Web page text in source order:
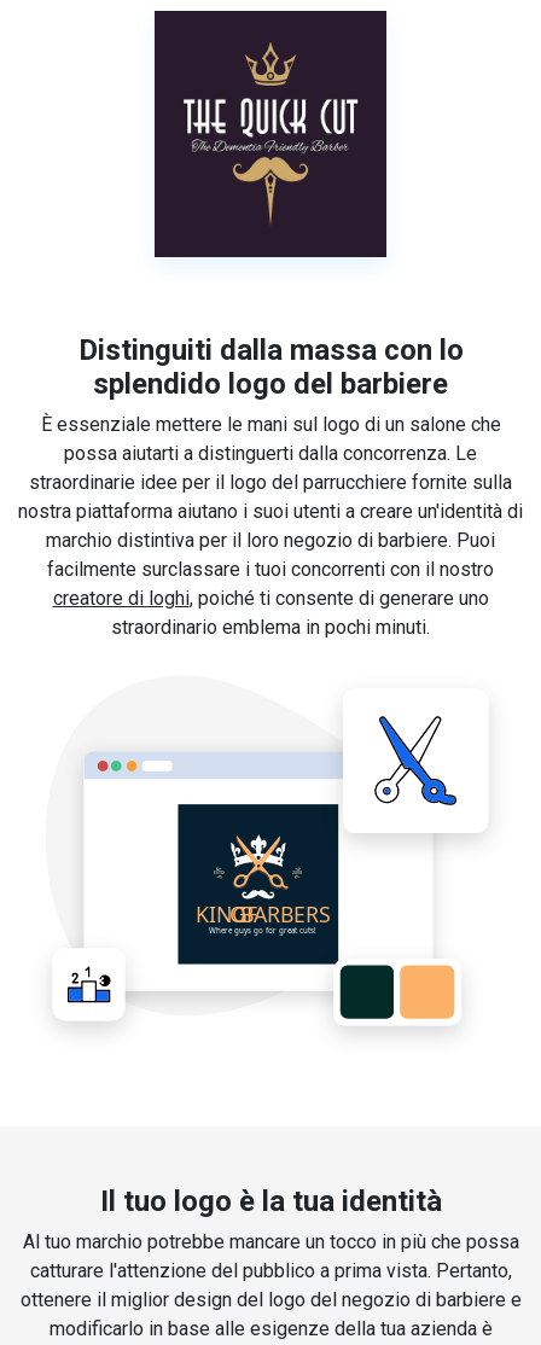
Distinguiti dalla massa con lo
splendido logo del barbiere
È essenziale mettere le mani sul logo di un salone che
possa aiutarti a distinguerti dalla concorrenza. Le
straordinarie idee per il logo del parrucchiere fornite sulla
nostra piattaforma aiutano i suoi utenti a creare un'identità di
marchio distintiva per il loro negozio di barbiere. Puoi
facilmente surclassare i tuoi concorrenti con il nostro
creatore di loghi, poiché ti consente di generare uno
straordinario emblema in pochi minuti.
Il tuo logo è la tua identità
Al tuo marchio potrebbe mancare un tocco in più che possa
catturare l'attenzione del pubblico a prima vista. Pertanto,
ottenere il miglior design del logo del negozio di barbiere e
modificarlo in base alle esigenze della tua azienda è